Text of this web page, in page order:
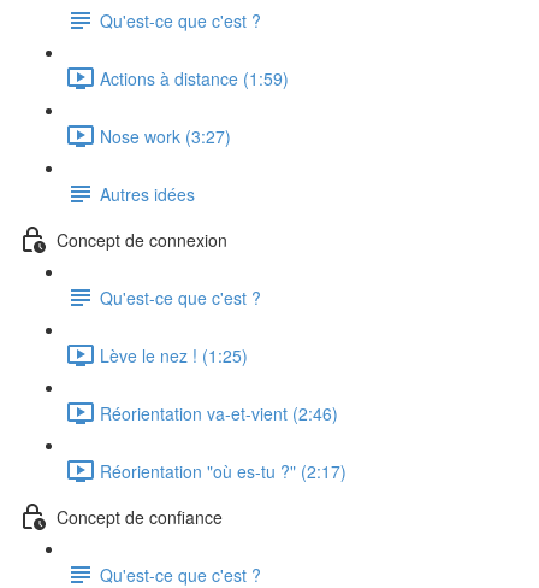
Qu'est-ce que c'est ?
Actions à distance (1:59)
Nose work (3:27)
Autres idées
Concept de connexion
Qu'est-ce que c'est ?
Lève le nez ! (1:25)
Réorientation va-et-vient (2:46)
Réorientation "où es-tu ?" (2:17)
Concept de confiance
Qu'est-ce que c'est ?